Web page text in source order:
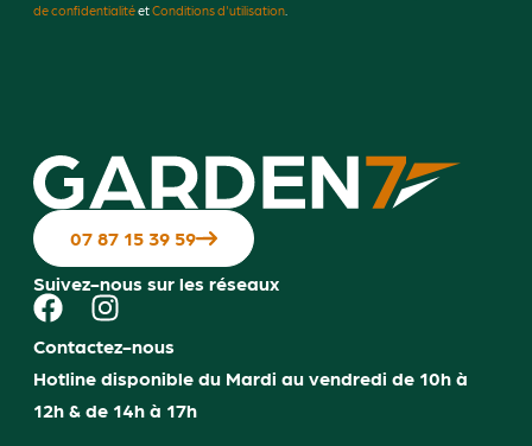
de confidentialitéetConditions d'utilisation.
07 87 15 39 59
Suivez-nous sur les réseaux
Contactez-nous
Hotline disponible du Mardi au vendredi de 10h à
12h & de 14h à 17h